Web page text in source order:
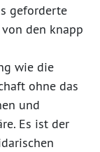
geforderte
den knapp
wie die
ohne das
und
Es ist der